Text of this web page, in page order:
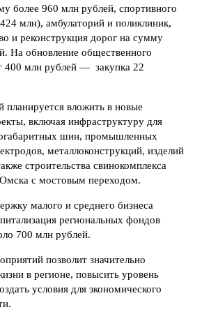
более 960 млн рублей, спортивного
млн), амбулаторий и поликлиник,
и реконструкция дорог на сумму
На обновление общественного
400 млн рублей — закупка 22
вложить в новые
включая инфраструктуру для
шин, промышленных
металлоконструкций, изделий
строительства свинокомплекса
с мостовым переходом.
малого и среднего бизнеса
региональных фондов
700 млн рублей.
позволит значительно
в регионе, повысить уровень
условия для экономического